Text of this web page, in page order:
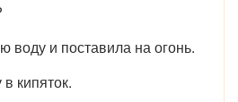
воду и поставила на огонь.
кипяток.